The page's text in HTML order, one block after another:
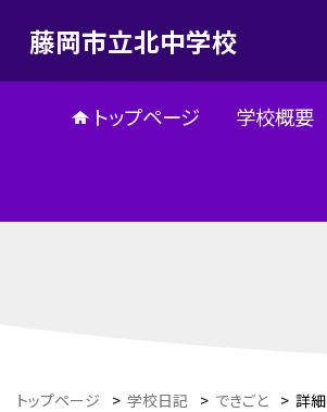
藤岡市立北中学校
トップページ 学校概要
トップページ > 学校日記 > できごと > 詳細